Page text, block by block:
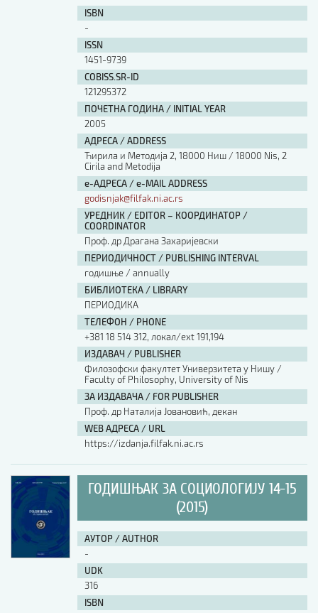
ISBN
-
ISSN
1451-9739
COBISS.SR-ID
121295372
ПОЧЕТНА ГОДИНА / INITIAL YEAR
2005
АДРЕСА / ADDRESS
Ћирила и Методија 2, 18000 Ниш / 18000 Nis, 2
Cirila and Metodija
е-АДРЕСА / e-MAIL ADDRESS
godisnjak@filfak.ni.ac.rs
УРЕДНИК / EDITOR – КООРДИНАТОР /
COORDINATOR
Проф. др Драгана Захаријевски
ПЕРИОДИЧНОСТ / PUBLISHING INTERVAL
годишње / annually
БИБЛИОТЕКА / LIBRARY
ПЕРИОДИКА
ТЕЛЕФОН / PHONE
+381 18 514 312, локал/ext 191,194
ИЗДАВАЧ / PUBLISHER
Филозофски факултет Универзитета у Нишу /
Faculty of Philosophy, University of Nis
ЗА ИЗДАВАЧА / FOR PUBLISHER
Проф. др Наталија Јовановић, декан
WEB АДРЕСА / URL
https://izdanja.filfak.ni.ac.rs
ГОДИШЊАК ЗА СОЦИОЛОГИЈУ 14-15
(2015)
АУТОР / AUTHOR
-
UDK
316
ISBN